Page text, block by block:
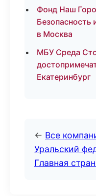
Фонд Наш
Безопасность
в Москва
МБУ Среда
Екатеринбург
← Все
Уральский
Главная